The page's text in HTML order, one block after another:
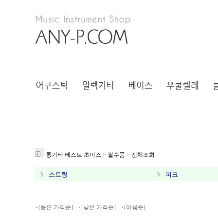
통기타 베스트 초이스 > 필수품 > 전체조회
스트링 피크
[높은 가격순] [낮은 가격순] [이름순]